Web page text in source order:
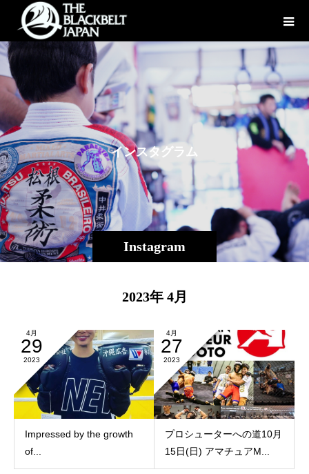
Instagram
インスタグラ ム
2023年 4月
4月
29
2023
Impressed by the growth
of...
4月
27
2023
プロシューターへの道10月
15日(日) アマチュアM...